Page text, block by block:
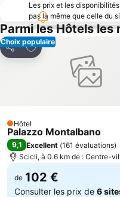
Les prix et les
pas la même que celle du
Parmi les Hôtels les
Choix populaire
Partager
Ajouter à mes favoris
1 Étoiles
Hôtel
Palazzo Montalbano
9,1 Excellent (161 évaluations)
Scicli, à 0.6 km de : Centre-
de 102 €
Consulter les prix de 6